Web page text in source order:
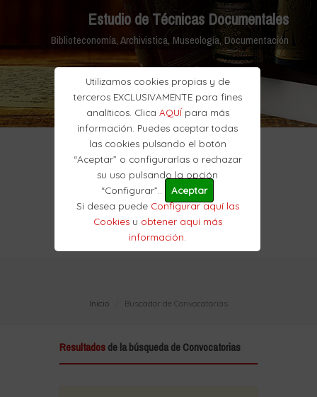
Utilizamos cookies propias y de
terceros EXCLUSIVAMENTE para fines
analíticos. Clica AQUÍpara más
información. Puedes aceptar todas
las cookies pulsando el botón
“Aceptar” o configurarlas o rechazar
su uso pulsando la opción
“Configurar”..
Aceptar
Si desea puede Configurar aquí las
Cookiesu obtener aquí más
información.
Estudio de Técnicas Documentales
Biblioteconomía, Archivistica, Museología, Documentación
Inicio Buscador de Convocatorias
Resultadosde la búsqueda de Convocatorias